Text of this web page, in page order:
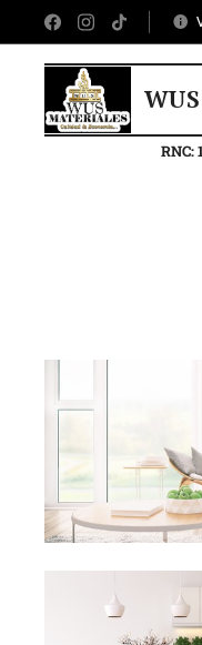
RNC: